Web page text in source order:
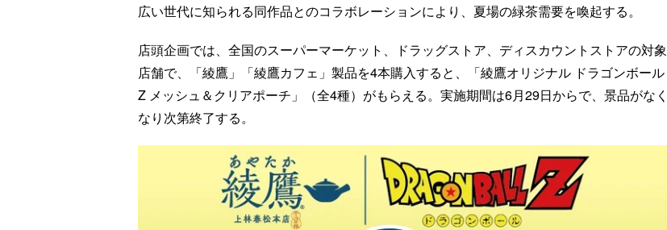
広い世代に知られる同作品とのコラボレーションにより、夏場の緑茶需要を喚起する。
店頭企画では、全国のスーパーマーケット、ドラッグストア、ディスカウントストアの対象
店舗で、「綾鷹」「綾鷹カフェ」製品を4本購入すると、「綾鷹オリジナル ドラゴンボール
Z メッシュ＆クリアポーチ」（全4種）がもらえる。実施期間は6月29日からで、景品がなく
なり次第終了する。